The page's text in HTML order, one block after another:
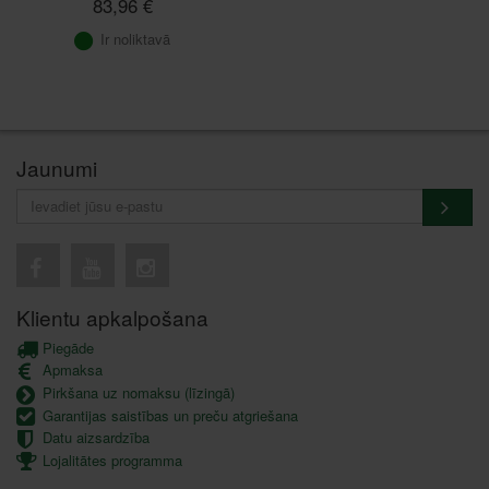
83,96 €
Ir noliktavā
Jaunumi
Klientu apkalpošana
Piegāde
Apmaksa
Pirkšana uz nomaksu (līzingā)
Garantijas saistības un preču atgriešana
Datu aizsardzība
Lojalitātes programma